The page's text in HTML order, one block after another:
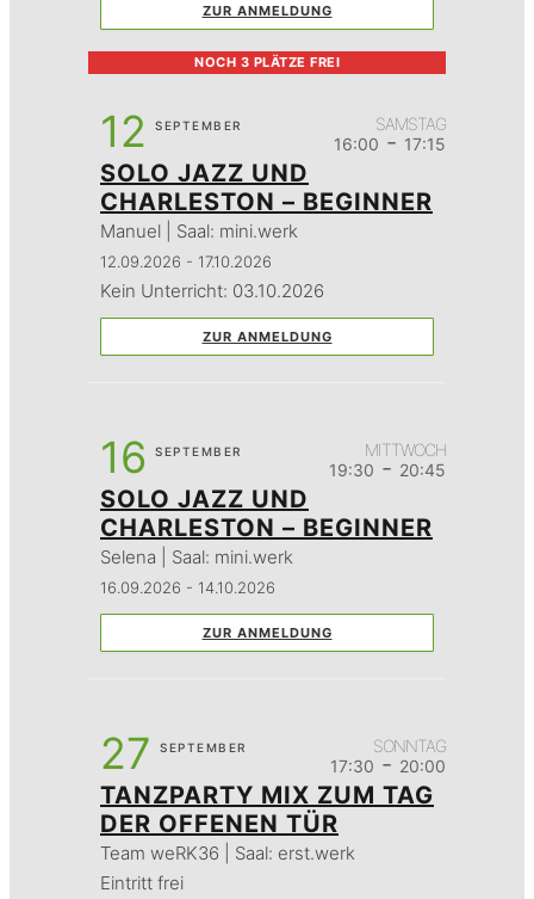
ZUR ANMELDUNG
NOCH 3 PLÄTZE FREI
12 SEPTEMBER
SAMSTAG
16:00 - 17:15
SOLO JAZZ UND
CHARLESTON – BEGINNER
Manuel | Saal: mini.werk
12.09.2026 - 17.10.2026
Kein Unterricht: 03.10.2026
ZUR ANMELDUNG
16 SEPTEMBER
MITTWOCH
19:30 - 20:45
SOLO JAZZ UND
CHARLESTON – BEGINNER
Selena | Saal: mini.werk
16.09.2026 - 14.10.2026
ZUR ANMELDUNG
27 SEPTEMBER
SONNTAG
17:30 - 20:00
TANZPARTY MIX ZUM TAG
DER OFFENEN TÜR
Team weRK36 | Saal: erst.werk
Eintritt frei